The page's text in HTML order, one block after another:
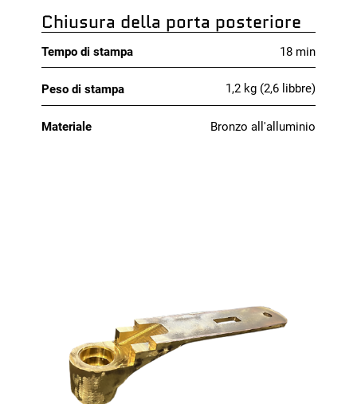
Chiusura della porta posteriore
Tempo di stampa 18 min
Peso di stampa 1,2 kg (2,6 libbre)
Materiale Bronzo all'alluminio